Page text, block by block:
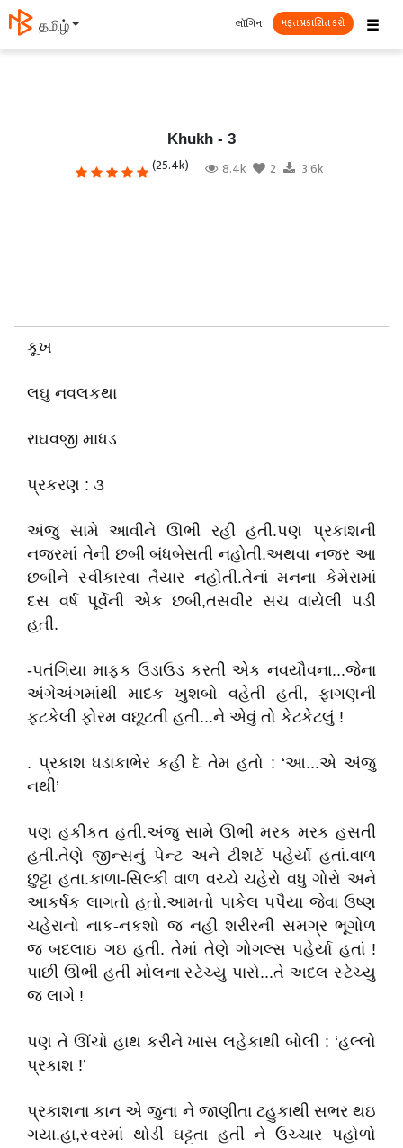
தமிழ் ☰
લૉગિન મફત પ્રકાશિત કરો
Khukh - 3
(25.4k) 8.4k 2 3.6k
કૂખ
લઘુ નવલકથા
રાઘવજી માધડ
પ્રકરણ : ૩
અંજુ સામે આવીને ઊભી રહી હતી.પણ પ્રકાશની
નજરમાં તેની છબી બંધબેસતી નહોતી.અથવા નજર આ
છબીને સ્વીકારવા તૈયાર નહોતી.તેનાં મનના કેમેરામાં
દસ વર્ષ પૂર્વેની એક છબી,તસવીર સચ વાયેલી પડી
હતી.
-પતંગિયા માફક ઉડાઉડ કરતી એક નવયૌવના...જેના
અંગેઅંગમાંથી માદક ખુશબો વહેતી હતી, ફાગણની
ફટકેલી ફોરમ વછૂટતી હતી...ને એવું તો કેટકેટલું !
. પ્રકાશ ધડાકાભેર કહી દે તેમ હતો : ‘આ...એ અંજુ
નથી’
પણ હકીકત હતી.અંજુ સામે ઊભી મરક મરક હસતી
હતી.તેણે જીન્સનું પેન્ટ અને ટીશર્ટ પહેર્યાં હતાં.વાળ
છુટ્ટા હતા.કાળા-સિલ્કી વાળ વચ્ચે ચહેરો વધુ ગોરો અને
આકર્ષક લાગતો હતો.આમતો પાકેલ પપૈયા જેવા ઉષ્ણ
ચહેરાનો નાક-નકશો જ નહી શરીરની સમગ્ર ભૂગોળ
જ બદલાઇ ગઇ હતી. તેમાં તેણે ગોગલ્સ પહેર્યા હતાં !
પાછી ઊભી હતી મોલના સ્ટેચ્યુ પાસે...તે અદલ સ્ટેચ્યુ
જ લાગે !
પણ તે ઊંચો હાથ કરીને ખાસ લહેકાથી બોલી : ‘હલ્લો
પ્રકાશ !’
પ્રકાશના કાન એ જુના ને જાણીતા ટહુકાથી સભર થઇ
ગયા.હા,સ્વરમાં થોડી ઘટ્ટતા હતી ને ઉચ્ચાર પહોળો